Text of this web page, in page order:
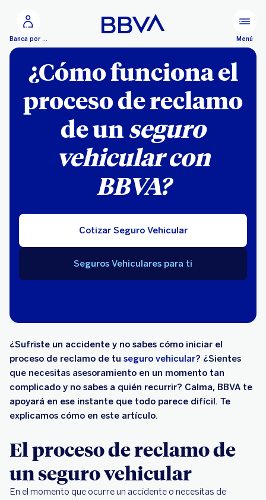
Banca por Internet Menú
¿Cómo funciona el
proceso de reclamo
de unseguro
vehicular con
BBVA?
Cotizar Seguro Vehicular
Seguros Vehiculares para ti
¿Sufriste un accidente y no sabes cómo iniciar el
proceso de reclamo de tu seguro vehicular? ¿Sientes
que necesitas asesoramiento en un momento tan
complicado y no sabes a quién recurrir? Calma, BBVA te
apoyará en ese instante que todo parece difícil. Te
explicamos cómo en este artículo.
El proceso de reclamo de
un seguro vehicular
En el momento que ocurre un accidente o necesitas de